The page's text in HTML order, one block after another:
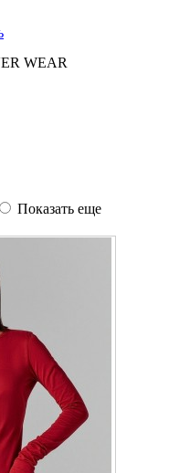
WEAR
Показать еще